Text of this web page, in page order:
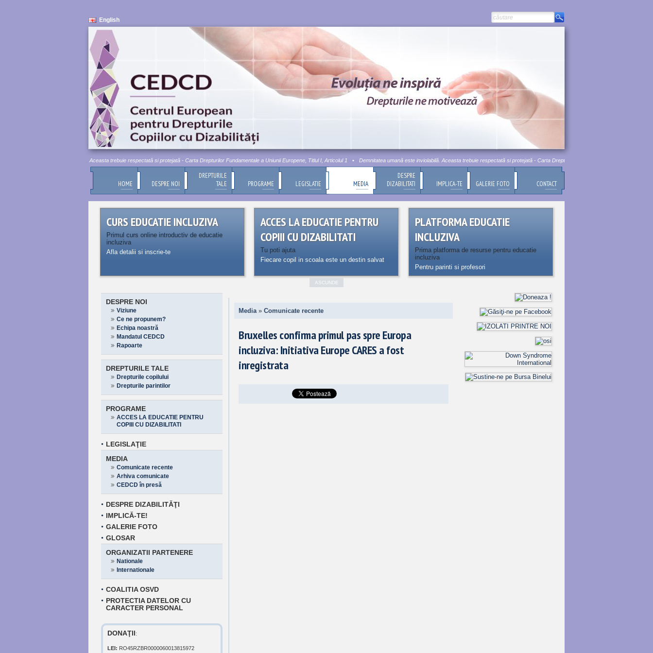
English
Demnitatea umană este inviolabilă. Aceasta trebuie respectată si protejată - Carta Drepturilor Fundamentale a Uniunii Europene, Titlul I, Articolul 1 Demnitatea umană este inviolabilă. Aceasta trebuie respectată si protejată - Carta Drepturilor Fundamentale a Uniunii
HOME DESPRE NOI
DREPTURILE
TALE
PROGRAME LEGISLATIE MEDIA
DESPRE
DIZABILITATI
IMPLICA-TE GALERIE FOTO CONTACT
CURS EDUCATIE INCLUZIVA
Primul curs online introductiv de educatie
incluziva
Afla detalii si inscrie-te
ACCES LA EDUCATIE PENTRU
COPIII CU DIZABILITATI
Tu poti ajuta
Fiecare copil in scoala este un destin salvat
PLATFORMA EDUCATIE
INCLUZIVA
Prima platforma de resurse pentru educatie
incluziva
Pentru parinti si profesori
ASCUNDE
DESPRE NOI
Viziune
Ce ne propunem?
Echipa noastră
Mandatul CEDCD
Rapoarte
DREPTURILE TALE
Drepturile copilului
Drepturile parintilor
PROGRAME
ACCES LA EDUCATIE PENTRU
COPIII CU DIZABILITATI
LEGISLAŢIE
MEDIA
Comunicate recente
Arhiva comunicate
CEDCD în presă
DESPRE DIZABILITĂŢI
IMPLICĂ-TE!
GALERIE FOTO
GLOSAR
ORGANIZATII PARTENERE
Nationale
Internationale
COALITIA OSVD
PROTECTIA DATELOR CU
CARACTER PERSONAL
DONAŢII:
LEI: RO45RZBR0000060013815972
Media» Comunicate recente
Bruxelles confirma primul pas spre Europa
incluziva: Initiativa Europe CARES a fost
inregistrata